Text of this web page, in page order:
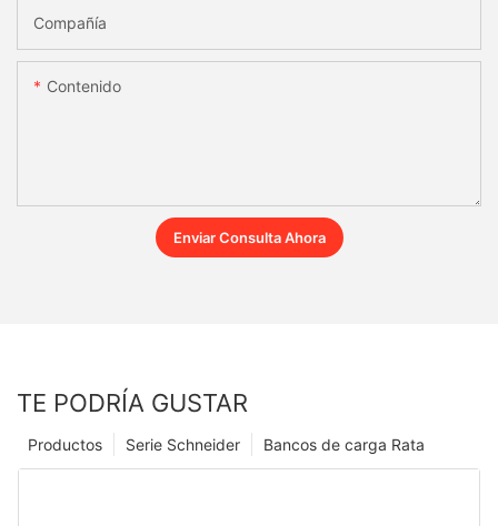
Compañía
Contenido
Enviar Consulta Ahora
TE PODRÍA GUSTAR
Bancos de carga Rata
Serie Schneider
Productos